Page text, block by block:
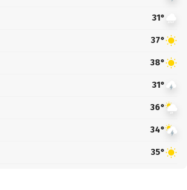
31°
37°
38°
31°
36°
34°
35°